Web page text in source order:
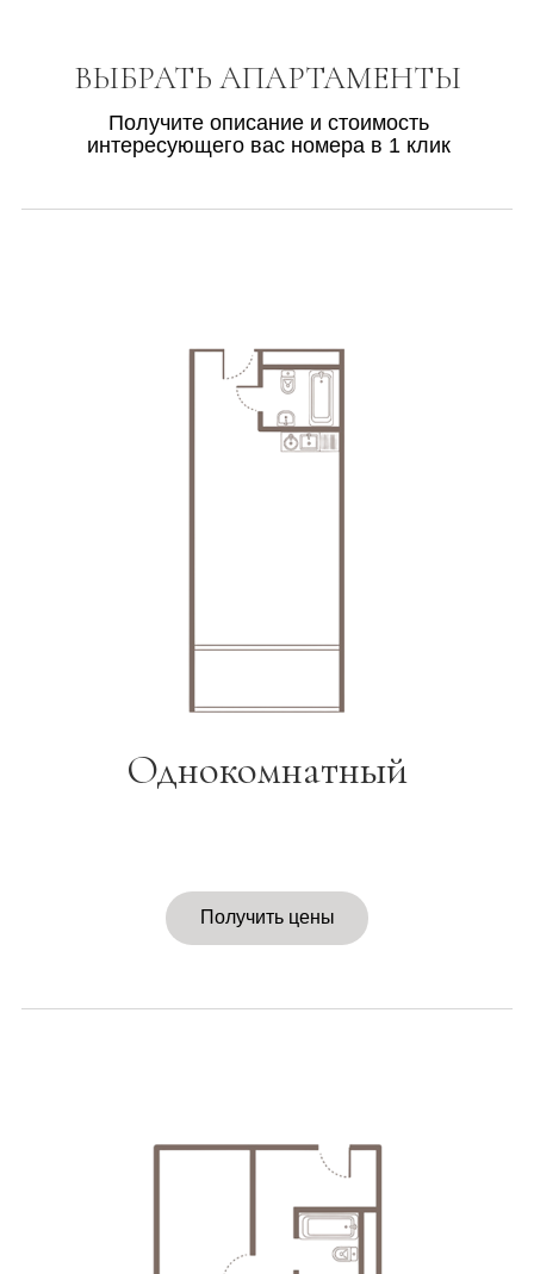
ВЫБРАТЬ АПАРТАМЕНТЫ
Получите описание и стоимость
интересующего вас номера в 1 клик
Однокомнатный
Получить цены